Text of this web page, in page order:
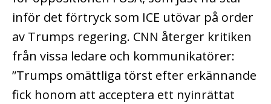
inför det förtryck som ICE utövar på order
av Trumps regering. CNN återger kritiken
från vissa ledare och kommunikatörer:
”Trumps omättliga törst efter erkännande
fick honom att acceptera ett nyinrättat